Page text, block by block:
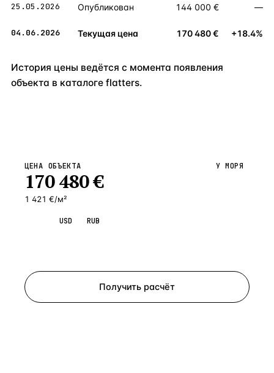
25.05.2026 Опубликован 144 000 € —
04.06.2026 Текущая цена 170 480 € +18.4%
История цены ведётся с момента появления
объекта в каталоге flatters.
ЦЕНА ОБЪЕКТА
170 480€
1 421 €/м²
У МОРЯ
USD RUB
Получить расчёт